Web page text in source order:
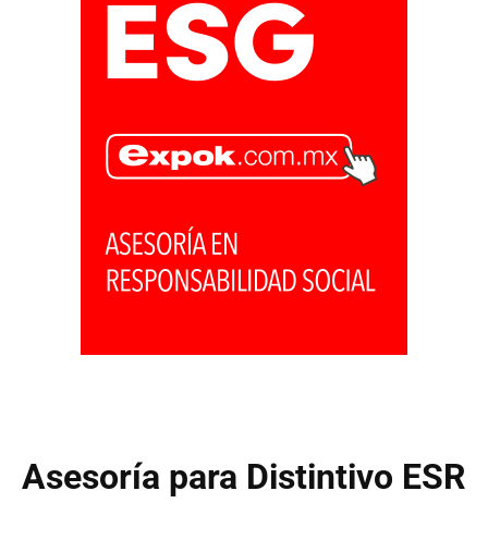
Asesoría para Distintivo ESR